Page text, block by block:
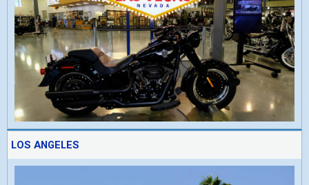
LOS ANGELES